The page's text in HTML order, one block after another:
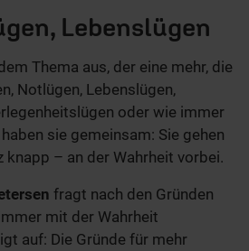
Lebenslügen
Thema aus, der eine mehr, die
Notlügen, Lebenslügen,
oder wie immer
sie gemeinsam: Sie gehen
knapp – an der Wahrheit vorbei.
fragt nach den Gründen
mit der Wahrheit
auf: Die Gründe für mehr